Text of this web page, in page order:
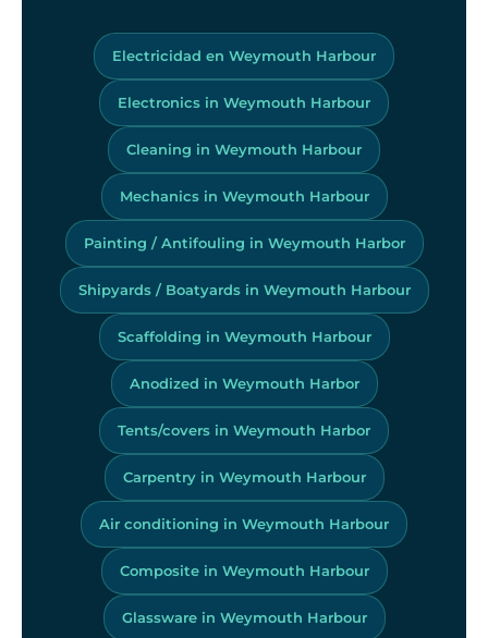
Electricidad en Weymouth Harbour
Electronics in Weymouth Harbour
Cleaning in Weymouth Harbour
Mechanics in Weymouth Harbour
Painting / Antifouling in Weymouth Harbor
Shipyards / Boatyards in Weymouth Harbour
Scaffolding in Weymouth Harbour
Anodized in Weymouth Harbor
Tents/covers in Weymouth Harbor
Carpentry in Weymouth Harbour
Air conditioning in Weymouth Harbour
Composite in Weymouth Harbour
Glassware in Weymouth Harbour